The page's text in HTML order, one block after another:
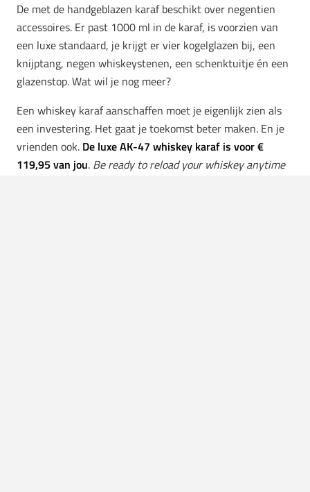
De met de handgeblazen karaf beschikt over negentien
accessoires. Er past 1000 ml in de karaf, is voorzien van
een luxe standaard, je krijgt er vier kogelglazen bij, een
knijptang, negen whiskeystenen, een schenktuitje én een
glazenstop. Wat wil je nog meer?
Een whiskey karaf aanschaffen moet je eigenlijk zien als
een investering. Het gaat je toekomst beter maken. En je
vrienden ook. De luxe AK-47 whiskey karaf is voor €
119,95 van jou. Be ready to reload your whiskey anytime